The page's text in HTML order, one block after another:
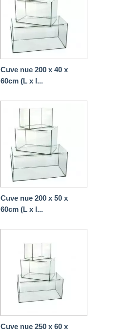
Cuve nue 200 x 40 x
60cm (L x l...
Cuve nue 200 x 50 x
60cm (L x l...
Cuve nue 250 x 60 x